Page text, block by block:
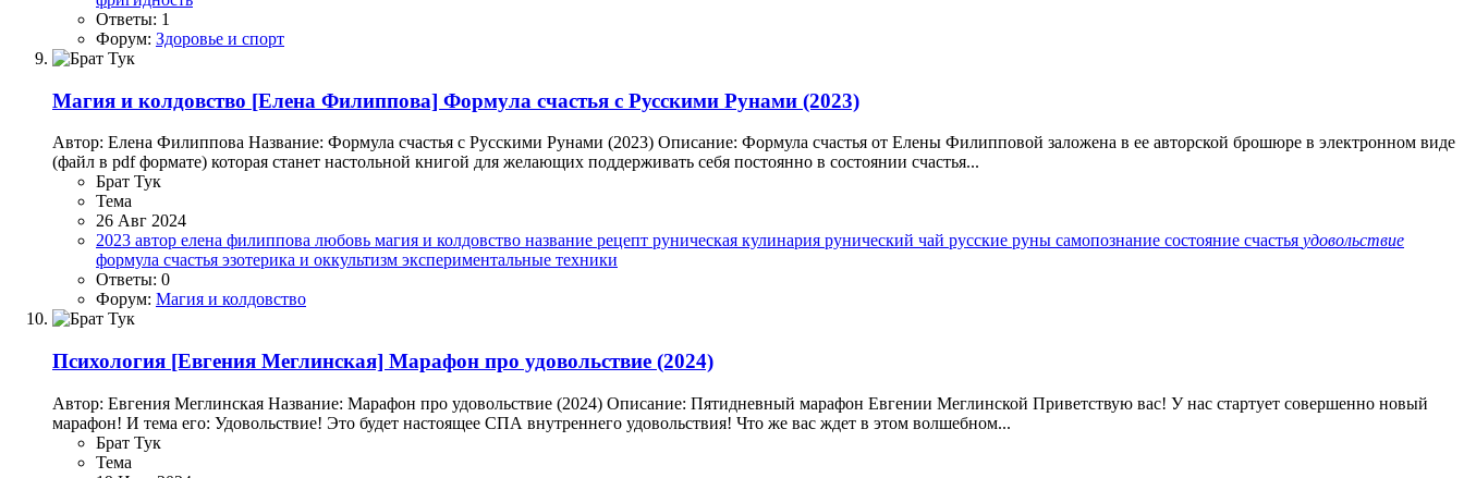
Ответы: 1
Форум: Здоровье и спорт
Магия и колдовство [Елена Филиппова] Формула счастья с Русскими Рунами (2023)
Автор: Елена Филиппова Название: Формула счастья с Русскими Рунами (2023) Описание: Формула счастья от Елены Филипповой заложена в ее авторской брошюре в электронном виде
(файл в pdf формате) которая станет настольной книгой для желающих поддерживать себя постоянно в состоянии счастья...
Брат Тук
Тема
26 Авг 2024
2023 автор елена филиппова любовь магия и колдовство название рецепт руническая кулинария рунический чай русские руны самопознание состояние счастья удовольствие
формула счастья эзотерика и оккультизм экспериментальные техники
Ответы: 0
Форум: Магия и колдовство
Психология [Евгения Меглинская] Марафон про удовольствие (2024)
Автор: Евгения Меглинская Название: Марафон про удовольствие (2024) Описание: Пятидневный марафон Евгении Меглинской Приветствую вас! У нас стартует совершенно новый
марафон! И тема его: Удовольствие! Это будет настоящее СПА внутреннего удовольствия! Что же вас ждет в этом волшебном...
Брат Тук
Тема